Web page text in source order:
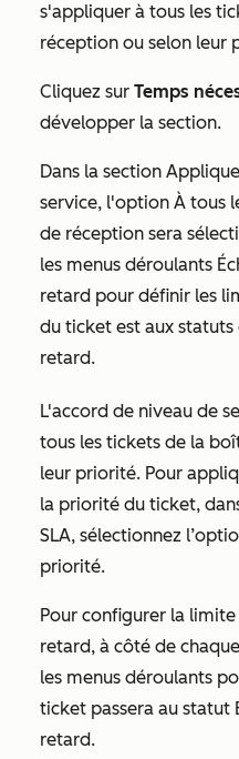
s'appliquer à tous les
réception ou selon leur
Cliquez sur Temps
développer la section.
Dans la section
service, l'option À tous
de réception sera
les menus déroulants
retard pour définir les
du ticket est aux statuts
retard.
L'accord de niveau de
tous les tickets de la
leur priorité. Pour
la priorité du ticket,
SLA, sélectionnez
priorité.
Pour configurer la
retard, à côté de
les menus déroulants
ticket passera au statut
retard.